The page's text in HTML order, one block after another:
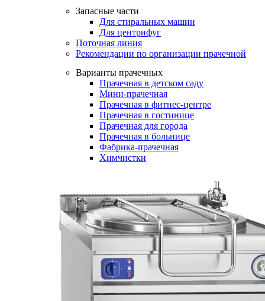
Запасные части
Для стиральных машин
Для центрифуг
Поточная линия
Рекомендации по организации прачечной
Варианты прачечных
Прачечная в детском саду
Мини-прачечная
Прачечная в фитнес-центре
Прачечная в гостинице
Прачечная для города
Прачечная в больнице
Фабрика-прачечная
Химчистки